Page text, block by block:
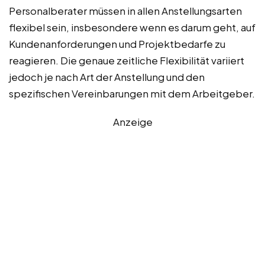
Personalberater müssen in allen Anstellungsarten
flexibel sein, insbesondere wenn es darum geht, auf
Kundenanforderungen und Projektbedarfe zu
reagieren. Die genaue zeitliche Flexibilität variiert
jedoch je nach Art der Anstellung und den
spezifischen Vereinbarungen mit dem Arbeitgeber.
Anzeige